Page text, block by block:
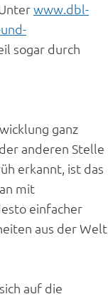
www.dbl-
sogar durch
ganz
anderen Stelle
erkannt, ist das
mit
einfacher
aus der Welt
auf die